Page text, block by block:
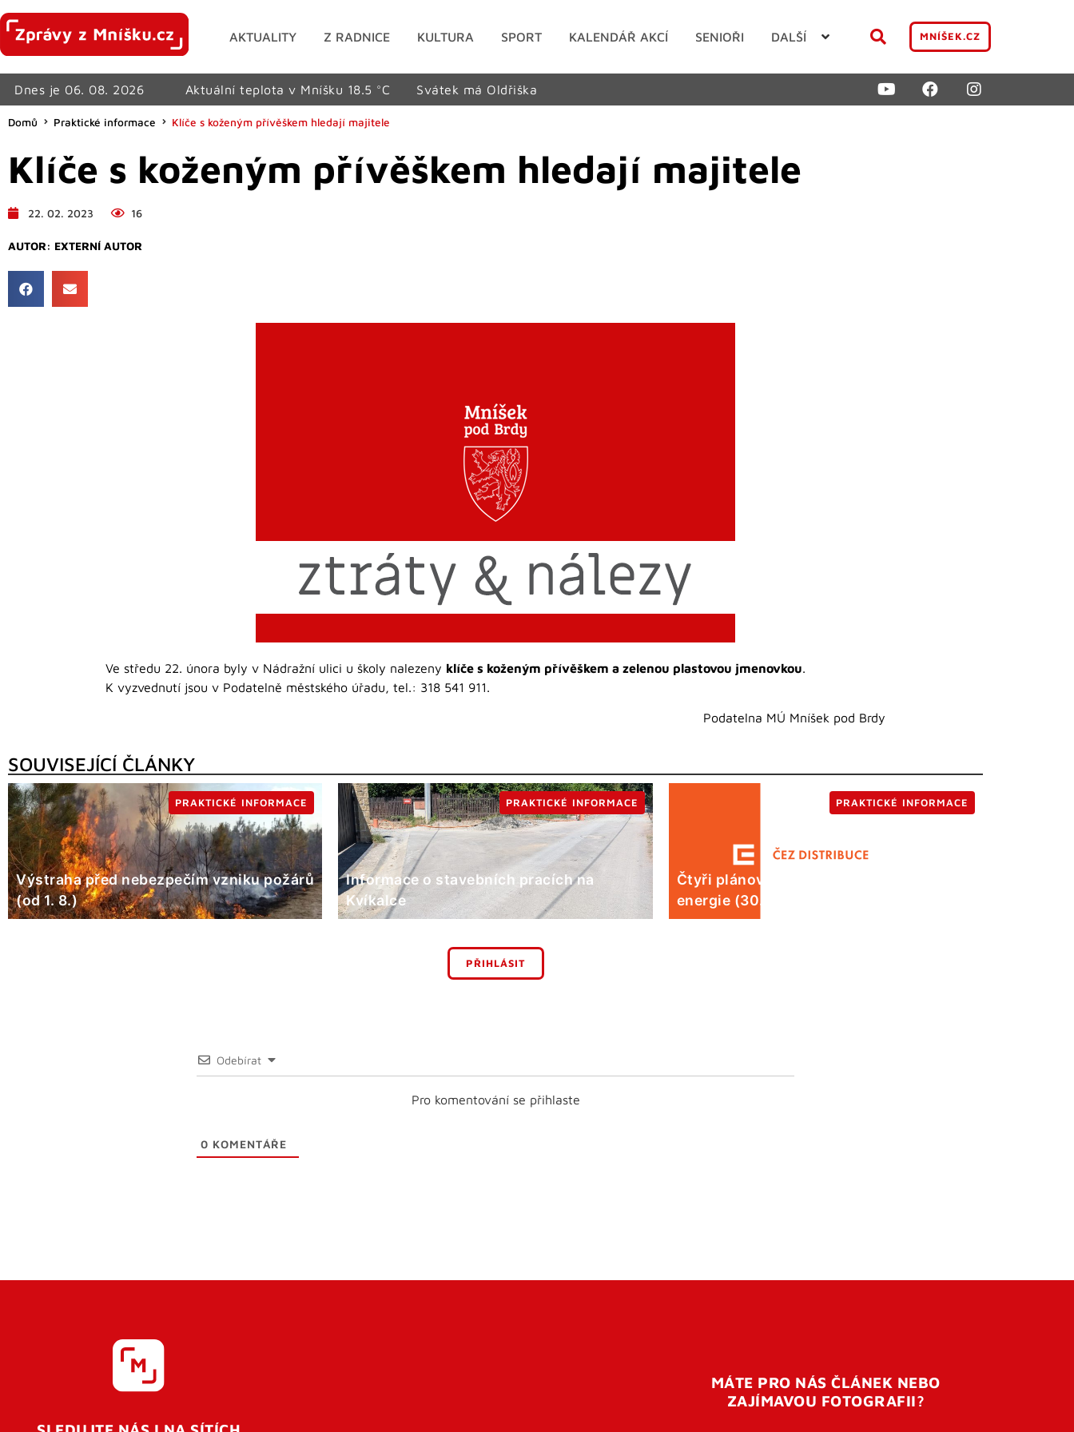
AKTUALITY Z RADNICE KULTURA SPORT KALENDÁŘ AKCÍ SENIOŘI DALŠÍ MNÍŠEK.CZ
Dnes je 06. 08. 2026 Aktuální teplota v Mníšku 18.5 °C Svátek má Oldřiška
Domů Praktické informace Klíče s koženým přívěškem hledají majitele
Klíče s koženým přívěškem hledají majitele
22. 02. 2023 16
AUTOR: EXTERNÍ AUTOR
Ve středu 22. února byly v Nádražní ulici u školy nalezeny klíče s koženým přívěškem a zelenou plastovou jmenovkou
K vyzvednutí jsou v Podatelně městského úřadu, tel.: 318 541 911.
Podatelna MÚ Mníšek pod Brdy
SOUVISEJÍCÍ ČLÁNKY
Výstraha před nebezpečím vzniku požárů
(od 1. 8.)
PRAKTICKÉ INFORMACE
Informace o stavebních pracích na
Kvíkalce
PRAKTICKÉ INFORMACE
Čtyři plánované odstávky elektrické
energie (30. 7.)
PRAKTICKÉ INFORMACE
PŘIHLÁSIT
Odebírat
Pro komentování se přihlaste
0 KOMENTÁŘE
MÁTE PRO NÁS ČLÁNEK NEBO
ZAJÍMAVOU FOTOGRAFII?